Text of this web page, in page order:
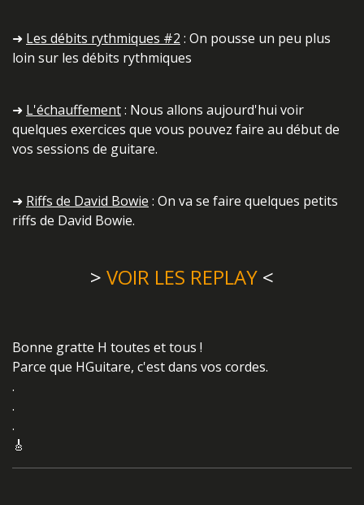
➜ Les débits rythmiques #2 : On pousse un peu plus
loin sur les débits rythmiques
➜ L'échauffement: Nous allons aujourd'hui voir
quelques exercices que vous pouvez faire au début de
vos sessions de guitare.
➜ Riffs de David Bowie : On va se faire quelques petits
riffs de David Bowie.
> VOIR LES REPLAY <
Bonne gratte H toutes et tous !
Parce que HGuitare, c'est dans vos cordes.
.
.
.
🎸